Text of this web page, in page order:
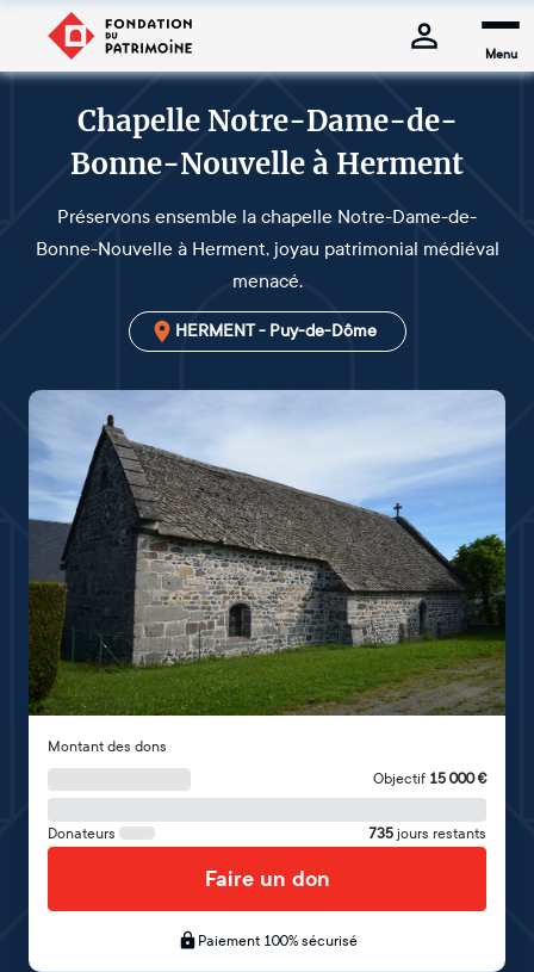
Menu
Chapelle Notre-Dame-de-
Bonne-Nouvelle à Herment
Préservons ensemble la chapelle Notre-Dame-de-
Bonne-Nouvelle à Herment, joyau patrimonial médiéval
menacé.
HERMENT - Puy-de-Dôme
Montant des dons
Objectif 15 000€
Donateurs 735 jours restants
Faire un don
Paiement 100% sécurisé